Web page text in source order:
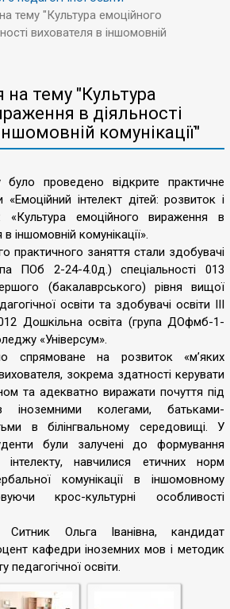
тему "Культура емоційного
вихователя в іншомовній
на тему "Культура
в діяльності
комунікації"
проведено відкрите практичне
інтелект дітей: розвиток і
«Культура емоційного вираження в
іншомовній комунікації».
практичного заняття стали здобувачі
ПОб 2-24-4.0д.) спеціальності 013
(бакалаврського) рівня вищої
освіти та здобувачі освіти IІІ
012 Дошкільна освіта (група ДОфмб-1-
«Універсум».
спрямоване на розвиток «м’яких
зокрема здатності керувати
та адекватно виражати почуття під
іноземними колегами, батьками-
в білінгвальному середовищі. У
були залучені до формування
інтелекту, навчилися етичних норм
комунікації в іншомовному
крос-культурні особливості
Ольга Іванівна, кандидат
кафедри іноземних мов і методик
педагогічної освіти.